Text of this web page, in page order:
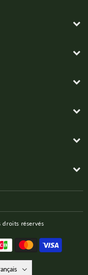
droits réservés